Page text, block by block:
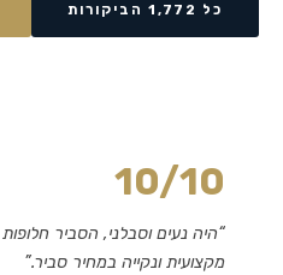
כל 1,772 הביקורות
10/10
“היה נעים וסבלני, הסביר
מקצועית ונקייה במחיר סביר.”